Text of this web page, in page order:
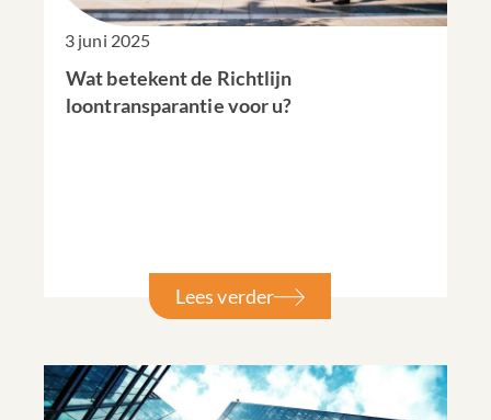
3 juni 2025
Wat betekent de Richtlijn
loontransparantie voor u?
Lees verder